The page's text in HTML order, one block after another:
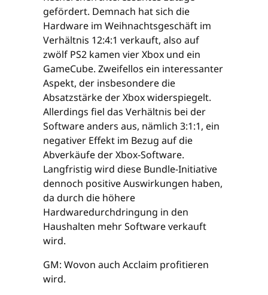
gefördert. Demnach hat sich die
Hardware im Weihnachtsgeschäft im
Verhältnis 12:4:1 verkauft, also auf
zwölf PS2 kamen vier Xbox und ein
GameCube. Zweifellos ein interessanter
Aspekt, der insbesondere die
Absatzstärke der Xbox widerspiegelt.
Allerdings fiel das Verhältnis bei der
Software anders aus, nämlich 3:1:1, ein
negativer Effekt im Bezug auf die
Abverkäufe der Xbox-Software.
Langfristig wird diese Bundle-Initiative
dennoch positive Auswirkungen haben,
da durch die höhere
Hardwaredurchdringung in den
Haushalten mehr Software verkauft
wird.
GM: Wovon auch Acclaim profitieren
wird.